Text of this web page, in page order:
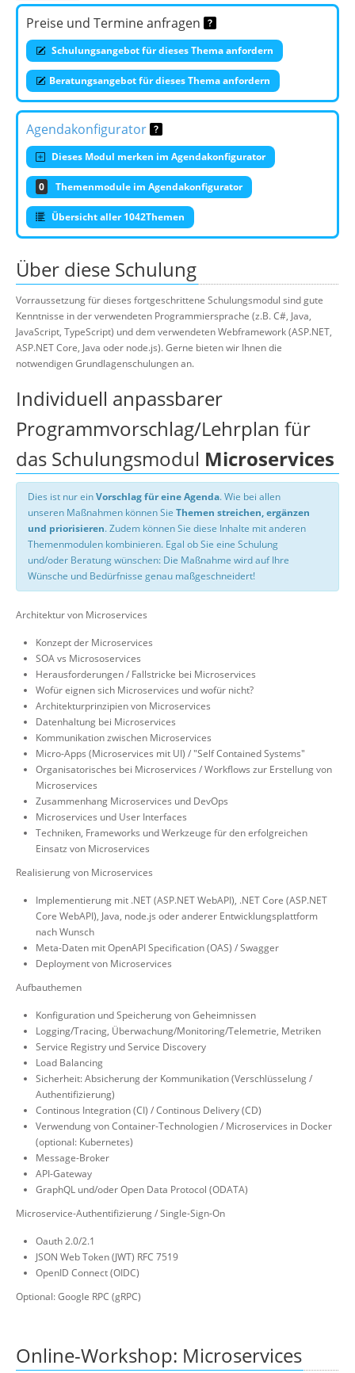
Preise und Termine anfragen
Schulungsangebot für dieses Thema anfordern
Beratungsangebot für dieses Thema anfordern
Agendakonfigurator
Dieses Modul merken im Agendakonfigurator
0 Themenmodule im Agendakonfigurator
Übersicht aller 1042Themen
Über diese Schulung
Vorraussetzung für dieses fortgeschrittene Schulungsmodul sind gute
Kenntnisse in der verwendeten Programmiersprache (z.B. C#, Java,
JavaScript, TypeScript) und dem verwendeten Webframework (ASP.NET,
ASP.NET Core, Java oder node.js). Gerne bieten wir Ihnen die
notwendigen Grundlagenschulungen an.
Individuell anpassbarer
Programmvorschlag/Lehrplan für
das Schulungsmodul Microservices
Dies ist nur einVorschlag für eine Agenda. Wie bei allen
unseren Maßnahmen können Sie Themen streichen, ergänzen
und priorisieren. Zudem können Sie diese Inhalte mit anderen
Themenmodulen kombinieren. Egal ob Sie eine Schulung
und/oder Beratung wünschen: Die Maßnahme wird auf Ihre
Wünsche und Bedürfnisse genau maßgeschneidert!
Architektur von Microservices
Konzept der Microservices
SOA vs Micrososervices
Herausforderungen / Fallstricke bei Microservices
Wofür eignen sich Microservices und wofür nicht?
Architekturprinzipien von Microservices
Datenhaltung bei Microservices
Kommunikation zwischen Microservices
Micro-Apps (Microservices mit UI) / "Self Contained Systems"
Organisatorisches bei Microservices / Workflows zur Erstellung von
Microservices
Zusammenhang Microservices und DevOps
Microservices und User Interfaces
Techniken, Frameworks und Werkzeuge für den erfolgreichen
Einsatz von Microservices
Realisierung von Microservices
Implementierung mit .NET (ASP.NET WebAPI), .NET Core (ASP.NET
Core WebAPI), Java, node.js oder anderer Entwicklungsplattform
nach Wunsch
Meta-Daten mit OpenAPI Specification (OAS) / Swagger
Deployment von Microservices
Aufbauthemen
Konfiguration und Speicherung von Geheimnissen
Logging/Tracing, Überwachung/Monitoring/Telemetrie, Metriken
Service Registry und Service Discovery
Load Balancing
Sicherheit: Absicherung der Kommunikation (Verschlüsselung /
Authentifizierung)
Continous Integration (CI) / Continous Delivery (CD)
Verwendung von Container-Technologien / Microservices in Docker
(optional: Kubernetes)
Message-Broker
API-Gateway
GraphQL und/oder Open Data Protocol (ODATA)
Microservice-Authentifizierung / Single-Sign-On
Oauth 2.0/2.1
JSON Web Token (JWT) RFC 7519
OpenID Connect (OIDC)
Optional: Google RPC (gRPC)
Online-Workshop: Microservices